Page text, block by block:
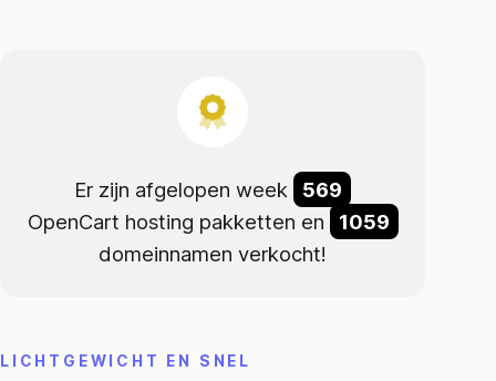
Er zijn afgelopen week
569
OpenCart hosting pakketten en
1059
domeinnamen verkocht!
LICHTGEWICHT EN SNEL